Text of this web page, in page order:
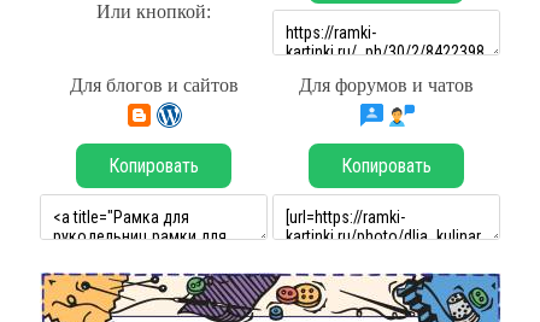
Или кнопкой:
Для блогов и сайтов Для форумов и чатов
Копировать Копировать